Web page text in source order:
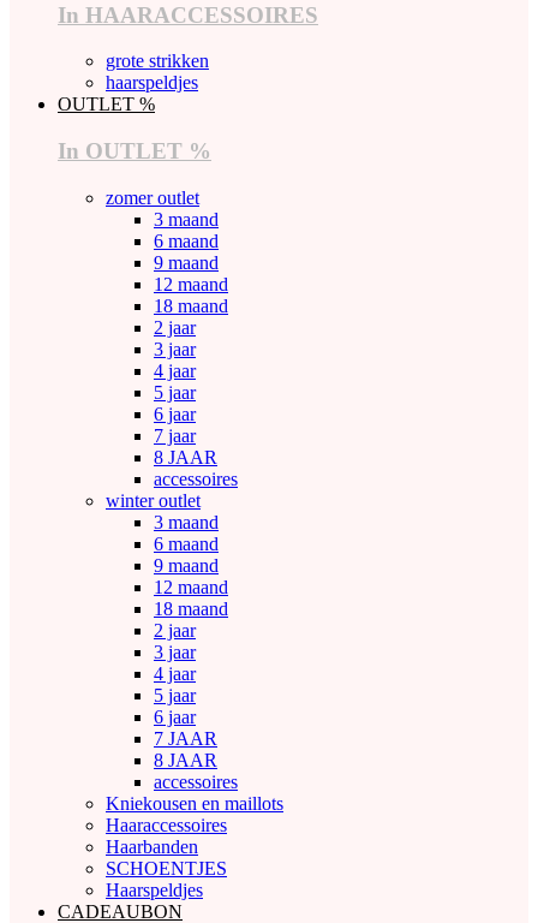
In HAARACCESSOIRES
grote strikken
haarspeldjes
OUTLET %
In OUTLET %
zomer outlet
3 maand
6 maand
9 maand
12 maand
18 maand
2 jaar
3 jaar
4 jaar
5 jaar
6 jaar
7 jaar
8 JAAR
accessoires
winter outlet
3 maand
6 maand
9 maand
12 maand
18 maand
2 jaar
3 jaar
4 jaar
5 jaar
6 jaar
7 JAAR
8 JAAR
accessoires
Kniekousen en maillots
Haaraccessoires
Haarbanden
SCHOENTJES
Haarspeldjes
CADEAUBON